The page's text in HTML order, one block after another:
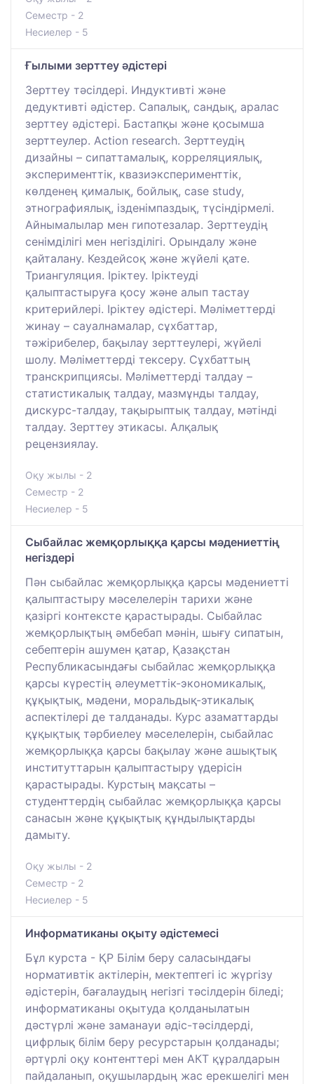
Семестр - 2
Несиелер - 5
Ғылыми зерттеу әдістері
Зерттеу тәсілдері. Индуктивті және
дедуктивті әдістер. Сапалық, сандық, аралас
зерттеу әдістері. Бастапқы және қосымша
зерттеулер. Action research. Зерттеудің
дизайны – сипаттамалық, корреляциялық,
эксперименттік, квазиэксперименттік,
көлденең қималық, бойлық, case study,
этнографиялық, ізденімпаздық, түсіндірмелі.
Айнымалылар мен гипотезалар. Зерттеудің
сенімділігі мен негізділігі. Орындалу және
қайталану. Кездейсоқ және жүйелі қате.
Триангуляция. Іріктеу. Іріктеуді
қалыптастыруға қосу және алып тастау
критерийлері. Іріктеу әдістері. Мәліметтерді
жинау – сауалнамалар, сұхбаттар,
тәжірибелер, бақылау зерттеулері, жүйелі
шолу. Мәліметтерді тексеру. Сұхбаттың
транскрипциясы. Мәліметтерді талдау –
статистикалық талдау, мазмұнды талдау,
дискурс-талдау, тақырыптық талдау, мәтінді
талдау. Зерттеу этикасы. Алқалық
рецензиялау.
Оқу жылы - 2
Семестр - 2
Несиелер - 5
Сыбайлас жемқорлыққа қарсы мәдениеттің
негіздері
Пән сыбайлас жемқорлыққа қарсы мәдениетті
қалыптастыру мәселелерін тарихи және
қазіргі контексте қарастырады. Сыбайлас
жемқорлықтың әмбебап мәнін, шығу сипатын,
себептерін ашумен қатар, Қазақстан
Республикасындағы сыбайлас жемқорлыққа
қарсы күрестің әлеуметтік-экономикалық,
құқықтық, мәдени, моральдық-этикалық
аспектілері де талданады. Курс азаматтарды
құқықтық тәрбиелеу мәселелерін, сыбайлас
жемқорлыққа қарсы бақылау және ашықтық
институттарын қалыптастыру үдерісін
қарастырады. Курстың мақсаты –
студенттердің сыбайлас жемқорлыққа қарсы
санасын және құқықтық құндылықтарды
дамыту.
Оқу жылы - 2
Семестр - 2
Несиелер - 5
Информатиканы оқыту әдістемесі
Бұл курста - ҚР Білім беру саласындағы
нормативтік актілерін, мектептегі іс жүргізу
әдістерін, бағалаудың негізгі тәсілдерін біледі;
информатиканы оқытуда қолданылатын
дәстүрлі және заманауи әдіс-тәсілдерді,
цифрлық білім беру ресурстарын қолданады;
әртүрлі оқу контенттері мен АКТ құралдарын
пайдаланып, оқушылардың жас ерекшелігі мен